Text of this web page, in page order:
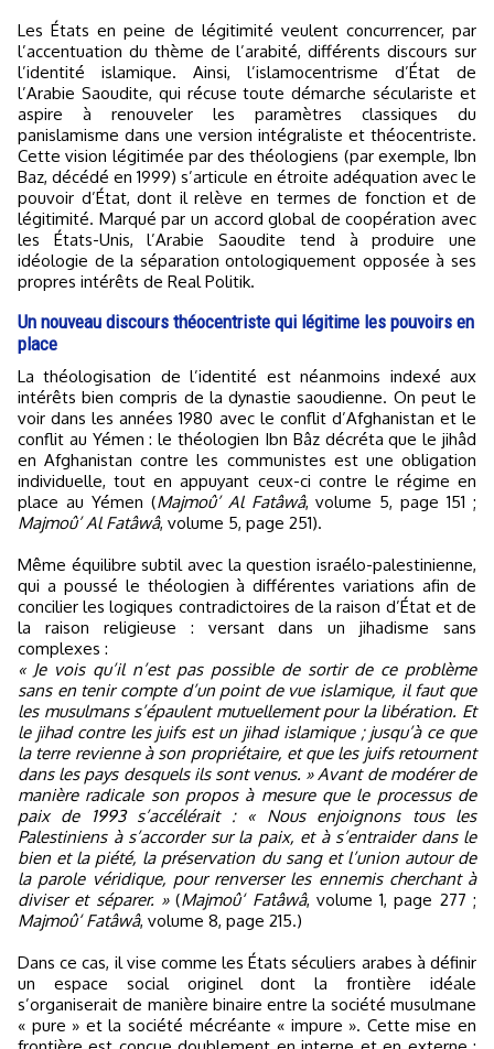
Les États en peine de légitimité veulent concurrencer, par
l’accentuation du thème de l’arabité, différents discours sur
l’identité islamique. Ainsi, l’islamocentrisme d’État de
l’Arabie Saoudite, qui récuse toute démarche séculariste et
aspire à renouveler les paramètres classiques du
panislamisme dans une version intégraliste et théocentriste.
Cette vision légitimée par des théologiens (par exemple, Ibn
Baz, décédé en 1999) s’articule en étroite adéquation avec le
pouvoir d’État, dont il relève en termes de fonction et de
légitimité. Marqué par un accord global de coopération avec
les États-Unis, l’Arabie Saoudite tend à produire une
idéologie de la séparation ontologiquement opposée à ses
propres intérêts de Real Politik.
Un nouveau discours théocentriste qui légitime les pouvoirs en
place
La théologisation de l’identité est néanmoins indexé aux
intérêts bien compris de la dynastie saoudienne. On peut le
voir dans les années 1980 avec le conflit d’Afghanistan et le
conflit au Yémen : le théologien Ibn Bâz décréta que le jihâd
en Afghanistan contre les communistes est une obligation
individuelle, tout en appuyant ceux-ci contre le régime en
place au Yémen (Majmoû’ Al Fatâwâ, volume 5, page 151 ;
Majmoû’ Al Fatâwâ, volume 5, page 251).
Même équilibre subtil avec la question israélo-palestinienne,
qui a poussé le théologien à différentes variations afin de
concilier les logiques contradictoires de la raison d’État et de
la raison religieuse : versant dans un jihadisme sans
complexes :
« Je vois qu’il n’est pas possible de sortir de ce problème
sans en tenir compte d’un point de vue islamique, il faut que
les musulmans s’épaulent mutuellement pour la libération. Et
le jihad contre les juifs est un jihad islamique ; jusqu’à ce que
la terre revienne à son propriétaire, et que les juifs retournent
dans les pays desquels ils sont venus. » Avant de modérer de
manière radicale son propos à mesure que le processus de
paix de 1993 s’accélérait : « Nous enjoignons tous les
Palestiniens à s’accorder sur la paix, et à s’entraider dans le
bien et la piété, la préservation du sang et l’union autour de
la parole véridique, pour renverser les ennemis cherchant à
diviser et séparer. »(Majmoû‘ Fatâwâ, volume 1, page 277 ;
Majmoû‘ Fatâwâ, volume 8, page 215.)
Dans ce cas, il vise comme les États séculiers arabes à définir
un espace social originel dont la frontière idéale
s’organiserait de manière binaire entre la société musulmane
« pure » et la société mécréante « impure ». Cette mise en